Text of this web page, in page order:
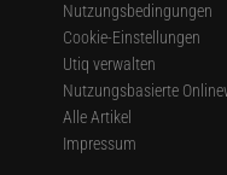
Nutzungsbedingungen
Cookie-Einstellungen
Utiq verwalten
Nutzungsbasierte
Alle Artikel
Impressum